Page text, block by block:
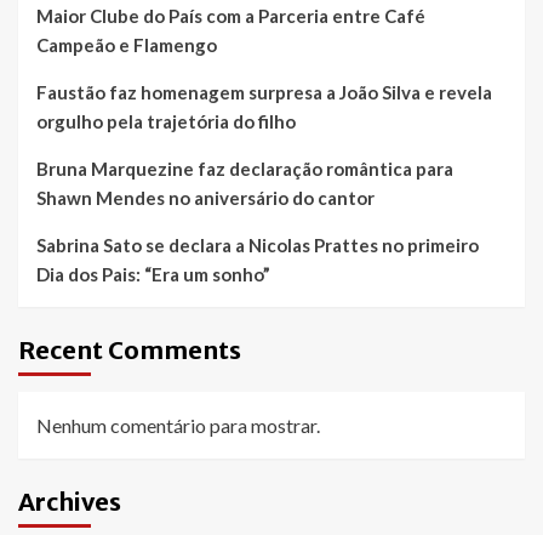
Maior Clube do País com a Parceria entre Café
Campeão e Flamengo
Faustão faz homenagem surpresa a João Silva e revela
orgulho pela trajetória do filho
Bruna Marquezine faz declaração romântica para
Shawn Mendes no aniversário do cantor
Sabrina Sato se declara a Nicolas Prattes no primeiro
Dia dos Pais: “Era um sonho”
Recent Comments
Nenhum comentário para mostrar.
Archives